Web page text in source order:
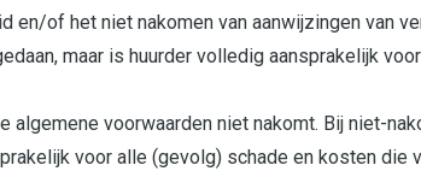
en/of het niet nakomen van aanwijzingen van
maar is huurder volledig aansprakelijk
voorwaarden niet nakomt. Bij niet-
voor alle (gevolg) schade en kosten die